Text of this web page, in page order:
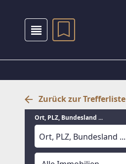
Zurück zur Trefferliste
Ort, PLZ, Bundesland ...